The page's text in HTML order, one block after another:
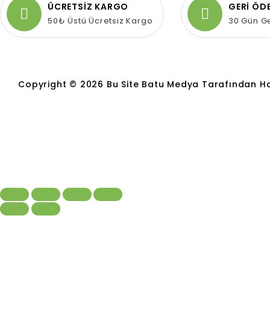
ÜCRETSİZ KARGO
50₺ Üstü Ücretsiz Kargo
GERİ
30 Gün
Copyright © 2026 Bu Site Batu Medya Tarafından